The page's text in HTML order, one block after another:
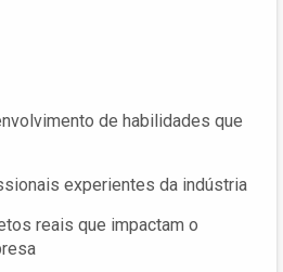
de habilidades que
experientes da indústria
reais que impactam o